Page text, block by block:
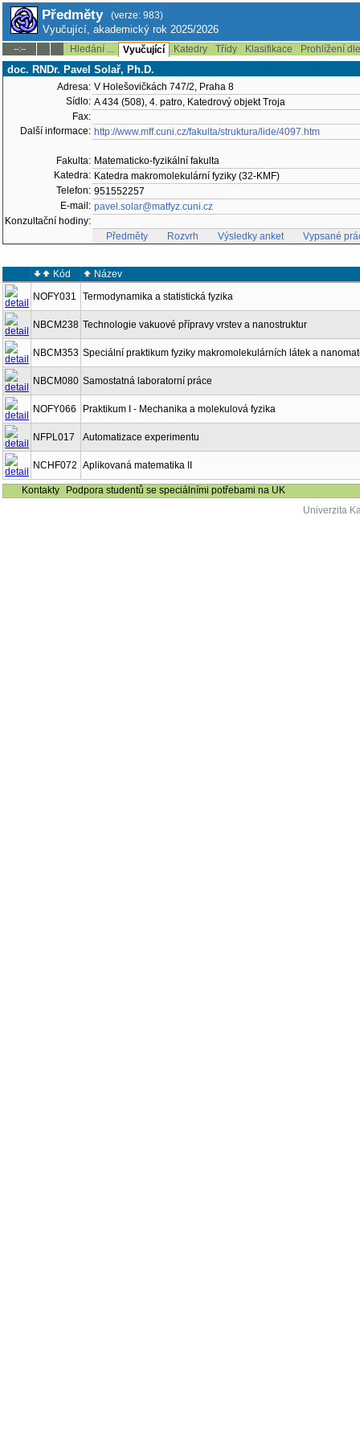
Předměty (verze: 983)
Vyučující, akademický rok 2025/2026
--:-- Hledání ... Vyučující Katedry Třídy Klasifikace Prohlížení
doc. RNDr. Pavel Solař, Ph.D.
Adresa: V Holešovičkách 747/2, Praha 8
Sídlo: A 434 (508), 4. patro, Katedrový objekt Troja
Fax:
Další informace: http://www.mff.cuni.cz/fakulta/struktura/lide/4097.htm
Fakulta: Matematicko-fyzikální fakulta
Katedra: Katedra makromolekulární fyziky (32-KMF)
Telefon: 951552257
E-mail: pavel.solar@matfyz.cuni.cz
Konzultační hodiny:
Předměty
Rozvrh Výsledky anket Vypsané
Kód
Název
NOFY031
Termodynamika a statistická fyzika
NBCM238 Technologie vakuové přípravy vrstev a nanostruktur
NBCM353 Speciální praktikum fyziky makromolekulárních látek a
NBCM080 Samostatná laboratorní práce
NOFY066 Praktikum I - Mechanika a molekulová fyzika
NFPL017 Automatizace experimentu
NCHF072 Aplikovaná matematika II
Kontakty
Podpora studentů se speciálními potřebami na UK
Univerzita